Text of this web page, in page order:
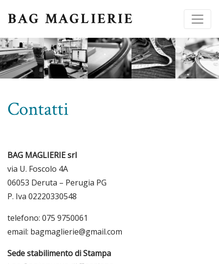
BAG MAGLIERIE
Contatti
BAG MAGLIERIE srl
via U. Foscolo 4A
06053 Deruta – Perugia PG
P. Iva 02220330548
telefono: 075 9750061
email: bagmaglierie@gmail.com
Sede stabilimento di Stampa